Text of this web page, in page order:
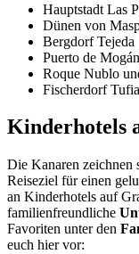
Hauptstadt Las
Dünen von
Bergdorf Tejeda
Puerto de Mogán
Roque Nublo
Fischerdorf Tufia
Kinderhotels
Die Kanaren zeichnen
Reiseziel für einen
an Kinderhotels auf
familienfreundliche
Favoriten unter den
euch hier vor: